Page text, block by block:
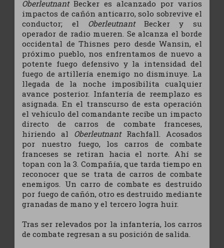
OberleutnantBecker es alcanzado por varios
impactos de cañón anticarro, solo sobrevive el
conductor; el OberleutnantBecker y su
operador de radio mueren. Se alcanza el borde
occidental de Thisnes pero desde Wansin, el
próximo pueblo, nos enfrentamos de nuevo a
potente fuego defensivo y la intensidad del
fuego de artillería enemigo no disminuye. La
llegada de la noche imposibilita cualquier
avance posterior. Infantería de reemplazo es
asignada. En el transcurso de esta operación
el vehículo del comandante recibe un impacto
directo de carros de combate franceses,
hiriendo al OberleutnantRachfall. Acosados
por nuestro fuego, los carros de combate
franceses se retiran hacia el norte. Ahí se
topan con la 3. Compañía, que tarda tiempo en
reconocer que se trata de carros de combate
enemigos. Un carro de combate es destruido
por fuego de cañón, otro es destruido mediante
granadas de mano y el tercero logra huir.
Tras ser relevados por la infantería, los carros
de combate regresan a su posición de salida.